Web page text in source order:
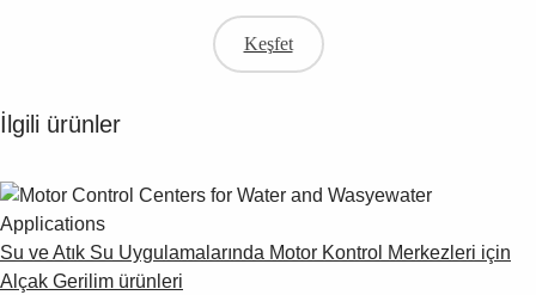
Keşfet
İlgili ürünler
Su ve Atık Su Uygulamalarında Motor Kontrol Merkezleri için
Alçak Gerilim ürünleri